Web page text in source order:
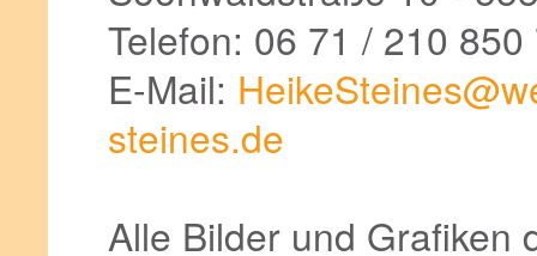
Telefon: 06 71 / 210
E-Mail:
steines.de
Alle Bilder und Grafiken